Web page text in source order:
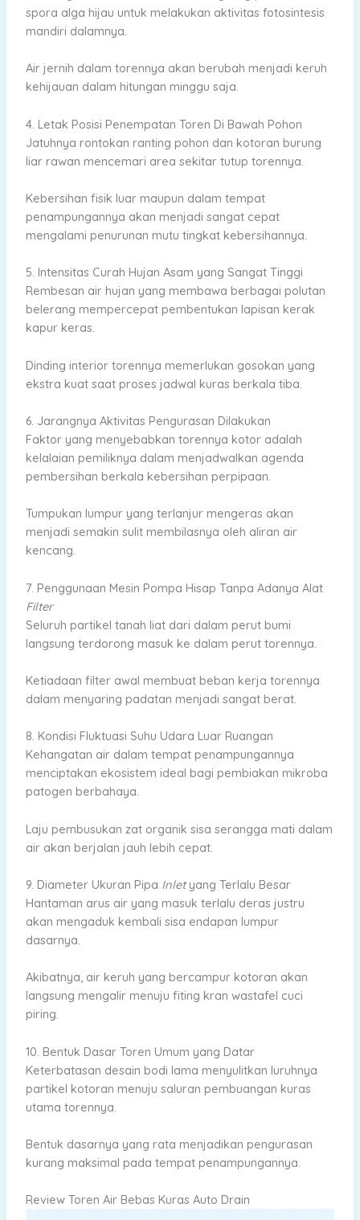
spora alga hijau untuk melakukan aktivitas fotosintesis
mandiri dalamnya.
Air jernih dalam torennya akan berubah menjadi keruh
kehijauan dalam hitungan minggu saja.
4. Letak Posisi Penempatan Toren Di Bawah Pohon
Jatuhnya rontokan ranting pohon dan kotoran burung
liar rawan mencemari area sekitar tutup torennya.
Kebersihan fisik luar maupun dalam tempat
penampungannya akan menjadi sangat cepat
mengalami penurunan mutu tingkat kebersihannya.
5. Intensitas Curah Hujan Asam yang Sangat Tinggi
Rembesan air hujan yang membawa berbagai polutan
belerang mempercepat pembentukan lapisan kerak
kapur keras.
Dinding interior torennya memerlukan gosokan yang
ekstra kuat saat proses jadwal kuras berkala tiba.
6. Jarangnya Aktivitas Pengurasan Dilakukan
Faktor yang menyebabkan torennya kotor adalah
kelalaian pemiliknya dalam menjadwalkan agenda
pembersihan berkala kebersihan perpipaan.
Tumpukan lumpur yang terlanjur mengeras akan
menjadi semakin sulit membilasnya oleh aliran air
kencang.
7. Penggunaan Mesin Pompa Hisap Tanpa Adanya Alat
Filter
Seluruh partikel tanah liat dari dalam perut bumi
langsung terdorong masuk ke dalam perut torennya.
Ketiadaan filter awal membuat beban kerja torennya
dalam menyaring padatan menjadi sangat berat.
8. Kondisi Fluktuasi Suhu Udara Luar Ruangan
Kehangatan air dalam tempat penampungannya
menciptakan ekosistem ideal bagi pembiakan mikroba
patogen berbahaya.
Laju pembusukan zat organik sisa serangga mati dalam
air akan berjalan jauh lebih cepat.
9. Diameter Ukuran Pipa Inletyang Terlalu Besar
Hantaman arus air yang masuk terlalu deras justru
akan mengaduk kembali sisa endapan lumpur
dasarnya.
Akibatnya, air keruh yang bercampur kotoran akan
langsung mengalir menuju fiting kran wastafel cuci
piring.
10. Bentuk Dasar Toren Umum yang Datar
Keterbatasan desain bodi lama menyulitkan luruhnya
partikel kotoran menuju saluran pembuangan kuras
utama torennya.
Bentuk dasarnya yang rata menjadikan pengurasan
kurang maksimal pada tempat penampungannya.
Review Toren Air Bebas Kuras Auto Drain